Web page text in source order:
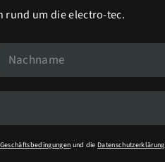
rund um die electro-tec.
und die Datenschutzerklärung